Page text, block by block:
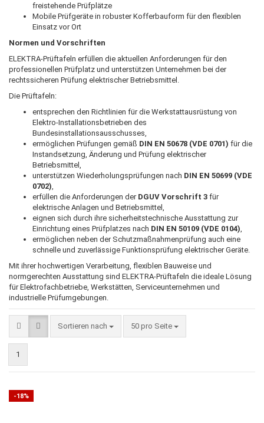
freistehende Prüfplätze
Mobile Prüfgeräte in robuster Kofferbauform für den flexiblen
Einsatz vor Ort
Normen und Vorschriften
ELEKTRA-Prüftafeln erfüllen die aktuellen Anforderungen für den
professionellen Prüfplatz und unterstützen Unternehmen bei der
rechtssicheren Prüfung elektrischer Betriebsmittel.
Die Prüftafeln:
entsprechen den Richtlinien für die Werkstattausrüstung von
Elektro-Installationsbetrieben des
Bundesinstallationsausschusses,
ermöglichen Prüfungen gemäß DIN EN 50678 (VDE 0701) für die
Instandsetzung, Änderung und Prüfung elektrischer
Betriebsmittel,
unterstützen Wiederholungsprüfungen nach DIN EN 50699 (VDE
0702),
erfüllen die Anforderungen der DGUV Vorschrift 3 für
elektrische Anlagen und Betriebsmittel,
eignen sich durch ihre sicherheitstechnische Ausstattung zur
Einrichtung eines Prüfplatzes nach DIN EN 50109 (VDE 0104),
ermöglichen neben der Schutzmaßnahmenprüfung auch eine
schnelle und zuverlässige Funktionsprüfung elektrischer Geräte.
Mit ihrer hochwertigen Verarbeitung, flexiblen Bauweise und
normgerechten Ausstattung sind ELEKTRA-Prüftafeln die ideale Lösung
für Elektrofachbetriebe, Werkstätten, Serviceunternehmen und
industrielle Prüfumgebungen.
Sortieren nach
Sortieren nach 50 pro Seite
pro Seite
1
-18%